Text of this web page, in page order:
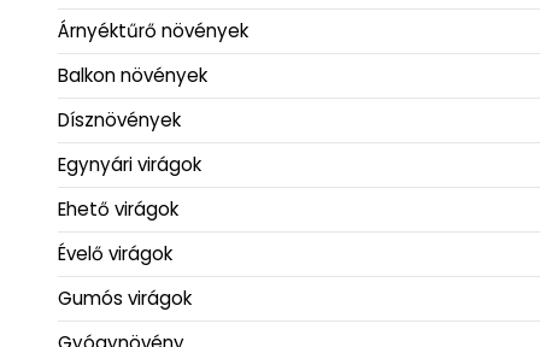
Árnyéktűrő növények
Balkon növények
Dísznövények
Egynyári virágok
Ehető virágok
Évelő virágok
Gumós virágok